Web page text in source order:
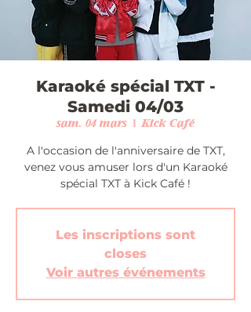
Karaoké spécial TXT -
Samedi 04/03
sam. 04 mars
  |
Kick Café
A l'occasion de l'anniversaire de TXT,
venez vous amuser lors d'un Karaoké
spécial TXT à Kick Café !
Les inscriptions sont
closes
Voir autres événements